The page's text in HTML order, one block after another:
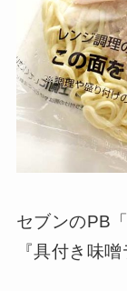
セブンのPB
『具付き味